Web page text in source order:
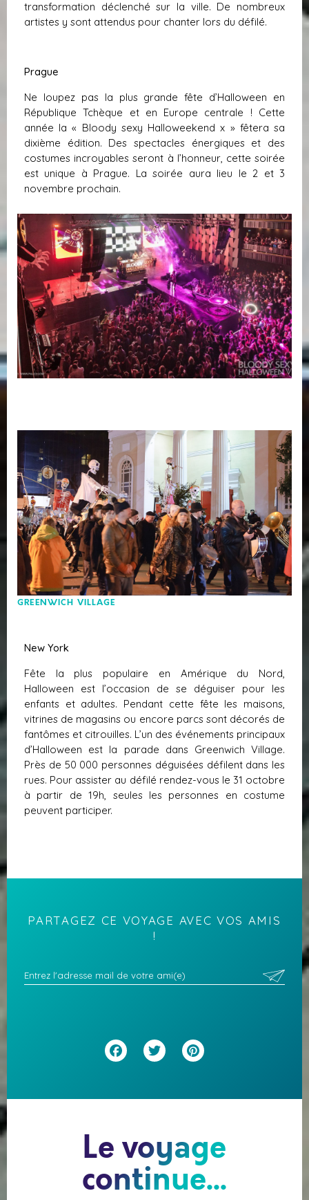
transformation déclenché sur la ville. De nombreux
artistes y sont attendus pour chanter lors du défilé.
Prague
Ne loupez pas la plus grande fête d’Halloween en
République Tchèque et en Europe centrale ! Cette
année la « Bloody sexy Halloweekend x » fêtera sa
dixième édition. Des spectacles énergiques et des
costumes incroyables seront à l’honneur, cette soirée
est unique à Prague. La soirée aura lieu le 2 et 3
novembre prochain.
GREENWICH VILLAGE
New York
Fête la plus populaire en Amérique du Nord,
Halloween est l’occasion de se déguiser pour les
enfants et adultes. Pendant cette fête les maisons,
vitrines de magasins ou encore parcs sont décorés de
fantômes et citrouilles. L’un des événements principaux
d’Halloween est la parade dans Greenwich Village.
Près de 50 000 personnes déguisées défilent dans les
rues. Pour assister au défilé rendez-vous le 31 octobre
à partir de 19h, seules les personnes en costume
peuvent participer.
PARTAGEZ CE VOYAGE AVEC VOS AMIS
!
Facebook
Twitter
Le voyage
continue...